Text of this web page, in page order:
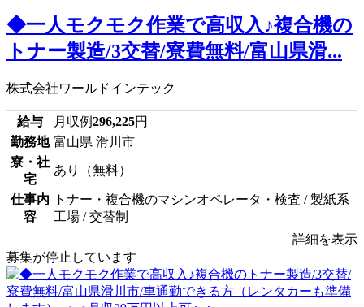
◆一人モクモク作業で高収入♪複合機の
トナー製造/3交替/寮費無料/富山県滑...
株式会社ワールドインテック
給与 月収例296,225円
勤務地 富山県 滑川市
寮・社
宅
あり（無料）
仕事内
容
トナー・複合機のマシンオペレータ・検査 / 製紙系
工場 / 交替制
詳細を表示
募集が停止しています